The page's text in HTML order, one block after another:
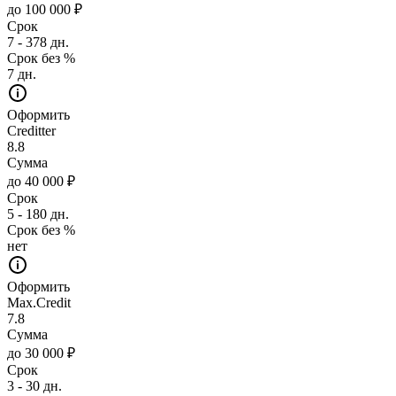
до 100 000 ₽
Срок
7 - 378 дн.
Срок без %
7 дн.
Оформить
Creditter
8.8
Сумма
до 40 000 ₽
Срок
5 - 180 дн.
Срок без %
нет
Оформить
Max.Credit
7.8
Сумма
до 30 000 ₽
Срок
3 - 30 дн.